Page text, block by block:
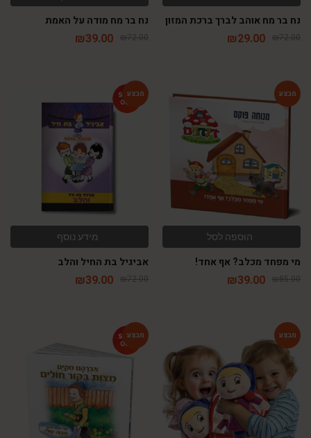
נח בר מח אוהב לברך ברכת המזון
₪72.00
₪29.00
נח בר מח מודה על האמת
₪72.00
₪39.00
הוספה לסל
מי מפחד מכלב? אף אחד!
₪85.00
₪39.00
מידע נוסף
אביגיל בת החיל והלב
₪72.00
₪39.00